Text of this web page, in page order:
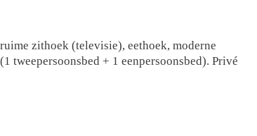
zithoek (televisie), eethoek, moderne
tweepersoonsbed + 1 eenpersoonsbed). Privé